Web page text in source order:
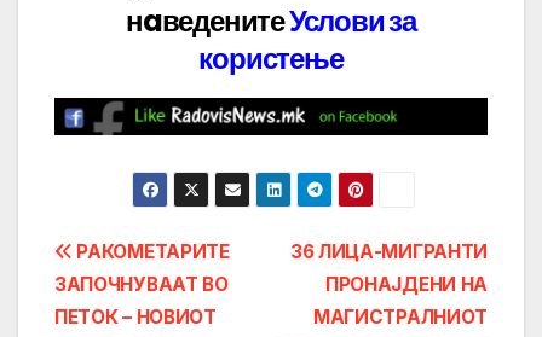
нaведенитеУслови за
користење
Post
navigation
36 ЛИЦА-МИГРАНТИ
ПРОНАЈДЕНИ НА
МАГИСТРАЛНИОТ
РАКОМЕТАРИТЕ
ЗАПОЧНУВААТ ВО
ПЕТОК – НОВИОТ